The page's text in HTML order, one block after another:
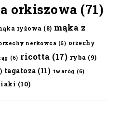
orkiszowa (71)
ryżowa (8) mąka z
nerkowca (6) orzechy
(6) ricotta (17) ryba (9)
tagatoza (11) twaróg (6)
(10)